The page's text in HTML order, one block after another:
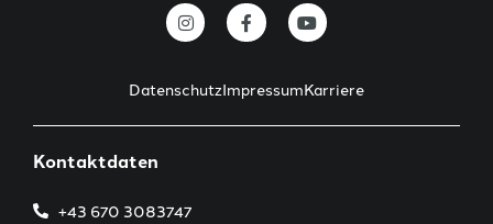
DatenschutzImpressumKarriere
Kontaktdaten
+43 670 3083747